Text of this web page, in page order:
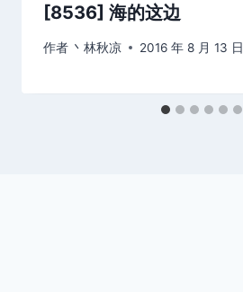
[8536] 海的这边
作者 丶林秋凉 2016 年 8 月 13 日